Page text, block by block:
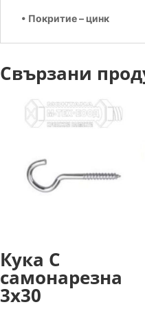
• Покритие – цинк
Свързани
Кука С
самонарезна
3х30